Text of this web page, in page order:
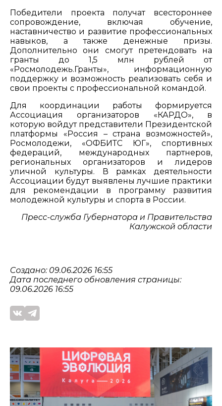
Победители проекта получат всестороннее
сопровождение, включая обучение,
наставничество и развитие профессиональных
навыков, а также денежные призы.
Дополнительно они смогут претендовать на
гранты до 1,5 млн рублей от
«Росмолодежь.Гранты», информационную
поддержку и возможность реализовать себя и
свои проекты с профессиональной командой.
Для координации работы формируется
Ассоциация организаторов «КАРДО», в
которую войдут представители Президентской
платформы «Россия – страна возможностей»,
Росмолодежи, «ОФБИТС ЮГ», спортивных
федераций, международных партнеров,
региональных организаторов и лидеров
уличной культуры. В рамках деятельности
Ассоциации будут выявлены лучшие практики
для рекомендации в программу развития
молодежной культуры и спорта в России.
Пресс-служба Губернатора и Правительства
Калужской области
Создано: 09.06.2026 16:55
Дата последнего обновления страницы:
09.06.2026 16:55